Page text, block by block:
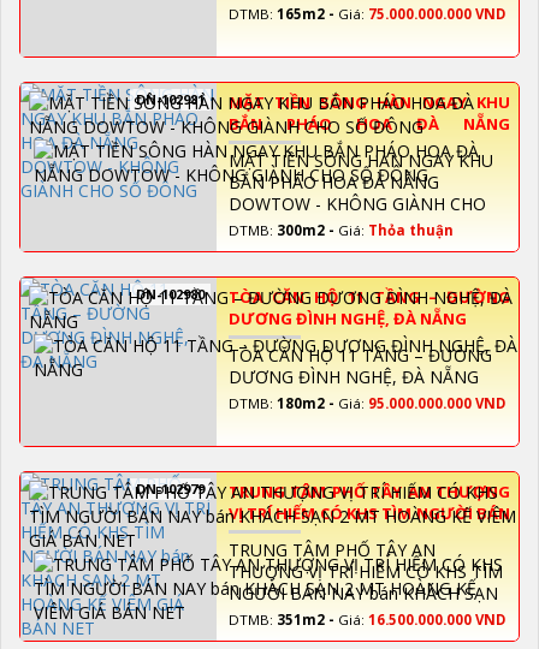
DTMB: 165m2 - Giá: 75.000.000.000 VND
DN-102981
MẶT TIỀN SÔNG HÀN NGAY KHU
BẮN PHÁO HOA ĐÀ NẴNG
DOWTOW - KHÔNG GIÀNH CHO SỐ
ĐÔNG
MẶT TIỀN SÔNG HÀN NGAY KHU
BẮN PHÁO HOA ĐÀ NẴNG
DOWTOW - KHÔNG GIÀNH CHO
SỐ ĐÔNG
DTMB: 300m2 - Giá: Thỏa thuận
DN-102980
TÒA CĂN HỘ 11 TẦNG – ĐƯỜNG
DƯƠNG ĐÌNH NGHỆ, ĐÀ NẴNG
TÒA CĂN HỘ 11 TẦNG – ĐƯỜNG
DƯƠNG ĐÌNH NGHỆ, ĐÀ NẴNG
DTMB: 180m2 - Giá: 95.000.000.000 VND
DN-102979
TRUNG TÂM PHỐ TÂY AN THƯỢNG
VỊ TRÍ HIẾM CÓ KHS TÌM NGƯỜI BÁN
NAY bán KHÁCH SẠN 2 MT HOÀNG
KẾ VIÊM GIÁ BÁN NET
TRUNG TÂM PHỐ TÂY AN
THƯỢNG VỊ TRÍ HIẾM CÓ KHS TÌM
NGƯỜI BÁN NAY bán KHÁCH SẠN
2 MT HOÀNG KẾ VIÊM GIÁ BÁN
NET
DTMB: 351m2 - Giá: 16.500.000.000 VND